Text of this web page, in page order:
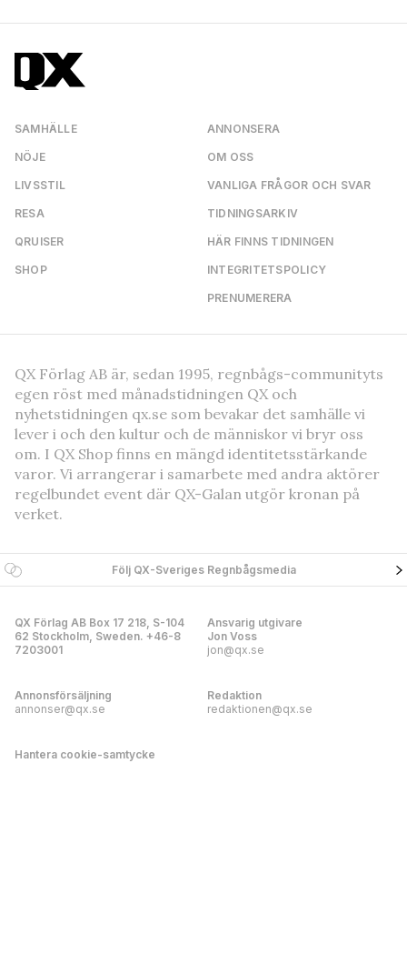
SAMHÄLLE
NÖJE
LIVSSTIL
RESA
QRUISER
SHOP
ANNONSERA
OM OSS
VANLIGA FRÅGOR OCH SVAR
TIDNINGSARKIV
HÄR FINNS TIDNINGEN
INTEGRITETSPOLICY
PRENUMERERA
QX Förlag AB är, sedan 1995, regnbågs-communityts
egen röst med månadstidningen QX och
nyhetstidningen qx.se som bevakar det samhälle vi
lever i och den kultur och de människor vi bryr oss
om. I QX Shop finns en mängd identitetsstärkande
varor. Vi arrangerar i samarbete med andra aktörer
regelbundet event där QX-Galan utgör kronan på
verket.
Följ QX-Sveriges Regnbågsmedia
QX Förlag AB Box 17 218, S-104
62 Stockholm, Sweden. +46-8
7203001
Ansvarig utgivare
Jon Voss
jon@qx.se
Annonsförsäljning
annonser@qx.se
Redaktion
redaktionen@qx.se
Hantera cookie-samtycke